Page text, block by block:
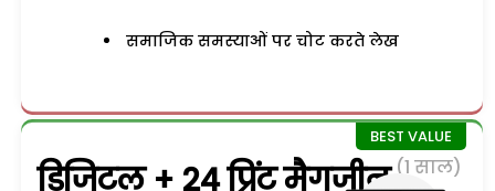
समाजिक समस्याओं पर चोट करते लेख
डिजिटल + 24 प्रिंट मैगजीन (1 साल)